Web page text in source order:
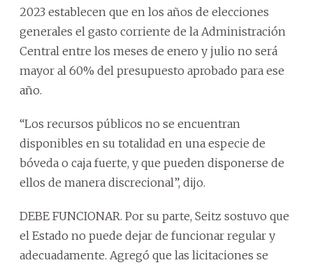
2023 establecen que en los años de elecciones
generales el gasto corriente de la Administración
Central entre los meses de enero y julio no será
mayor al 60% del presupuesto aprobado para ese
año.
“Los recursos públicos no se encuentran
disponibles en su totalidad en una especie de
bóveda o caja fuerte, y que pueden disponerse de
ellos de manera discrecional”, dijo.
DEBE FUNCIONAR. Por su parte, Seitz sostuvo que
el Estado no puede dejar de funcionar regular y
adecuadamente. Agregó que las licitaciones se